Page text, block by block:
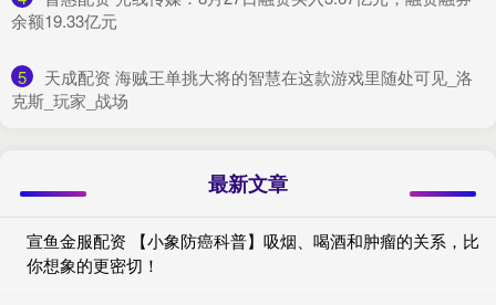
余额19.33亿元
5
​天成配资 海贼王单挑大将的智慧在这款游戏里随处可见_洛
克斯_玩家_战场
最新文章
宣鱼金服配资 【小象防癌科普】吸烟、喝酒和肿瘤的关系，比
你想象的更密切！